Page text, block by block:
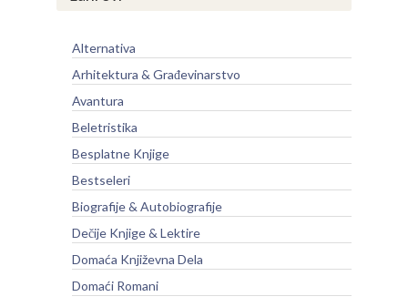
Alternativa
Arhitektura & Građevinarstvo
Avantura
Beletristika
Besplatne Knjige
Bestseleri
Biografije & Autobiografije
Dečije Knjige & Lektire
Domaća Književna Dela
Domaći Romani